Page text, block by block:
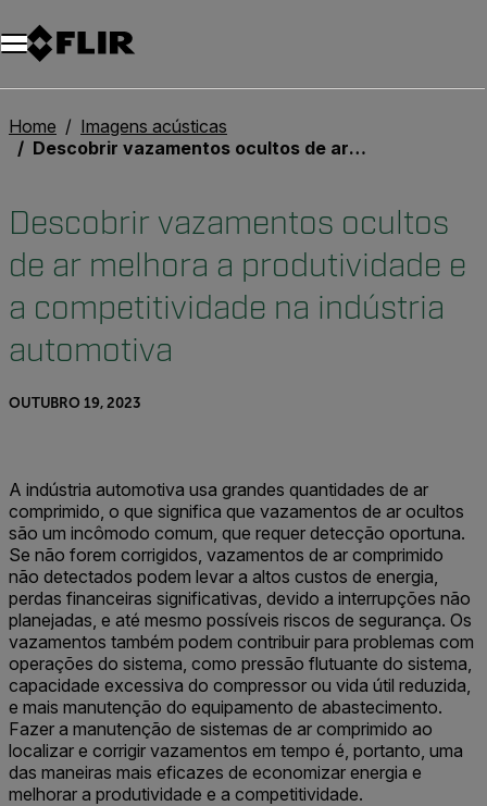
Home
Imagens acústicas
Descobrir vazamentos ocultos de ar melhora a produtividade e a competitividade na indústria automotiva
Descobrir vazamentos ocultos
de ar melhora a produtividade e
a competitividade na indústria
automotiva
OUTUBRO 19, 2023
A indústria automotiva usa grandes quantidades de ar
comprimido, o que significa que vazamentos de ar ocultos
são um incômodo comum, que requer detecção oportuna.
Se não forem corrigidos, vazamentos de ar comprimido
não detectados podem levar a altos custos de energia,
perdas financeiras significativas, devido a interrupções não
planejadas, e até mesmo possíveis riscos de segurança. Os
vazamentos também podem contribuir para problemas com
operações do sistema, como pressão flutuante do sistema,
capacidade excessiva do compressor ou vida útil reduzida,
e mais manutenção do equipamento de abastecimento.
Fazer a manutenção de sistemas de ar comprimido ao
localizar e corrigir vazamentos em tempo é, portanto, uma
das maneiras mais eficazes de economizar energia e
melhorar a produtividade e a competitividade.